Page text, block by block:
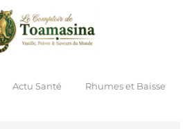
Actu Santé
Rhumes et Baisse